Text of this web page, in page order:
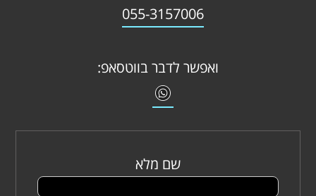
055-3157006
ואפשר לדבר בווטסאפ:
שם מלא